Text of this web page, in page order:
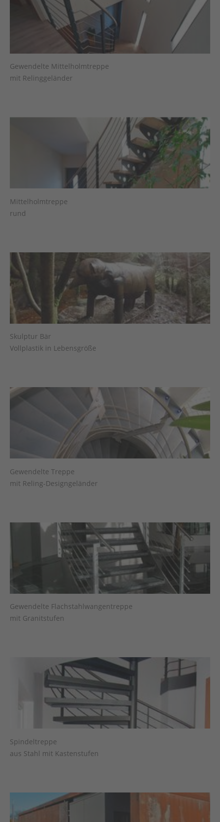
Gewendelte Mittelholmtreppe
mit Relinggeländer
Mittelholmtreppe
rund
Skulptur Bär
Vollplastik in Lebensgröße
Gewendelte Treppe
mit Reling-Designgeländer
Gewendelte Flachstahlwangentreppe
mit Granitstufen
Spindeltreppe
aus Stahl mit Kastenstufen